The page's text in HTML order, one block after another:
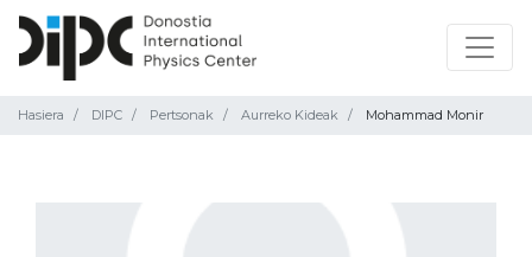
Hasiera DIPC Pertsonak Aurreko Kideak Mohammad Monir